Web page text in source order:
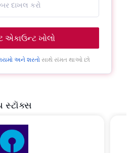
એકાઉન્ટ ખોલો
અને શરતોસાથે સંમત થાઓ છો
સ્ટૉક્સ